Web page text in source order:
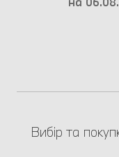
Вибір та